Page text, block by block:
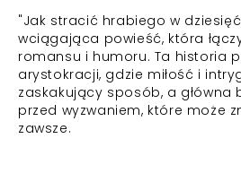
"Jak stracić hrabiego w
wciągająca powieść, która
romansu i humoru. Ta historia
arystokracji, gdzie miłość i
zaskakujący sposób, a główna
przed wyzwaniem, które może
zawsze.